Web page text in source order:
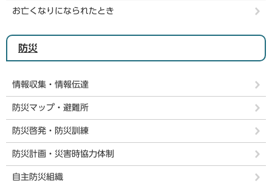
お亡くなりになられたとき
防災
情報収集・情報伝達
防災マップ・避難所
防災啓発・防災訓練
防災計画・災害時協力体制
自主防災組織